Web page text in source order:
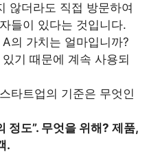
않더라도 직접 방문하여
들이 있다는 것입니다.
의 가치는 얼마입니까?
기 때문에 계속 사용되
타트업의 기준은 무엇인
정도”. 무엇을 위해? 제품,
.